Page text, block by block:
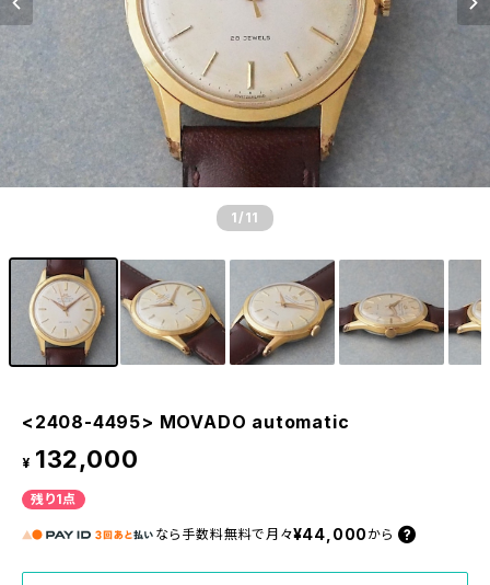
1 /11
<2408-4495> MOVADO automatic
¥ 132,000
残り1点
なら 手数料無料で 月々¥44,000 から